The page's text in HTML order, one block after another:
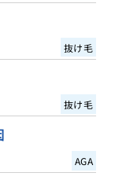
抜け毛
抜け毛
AGA